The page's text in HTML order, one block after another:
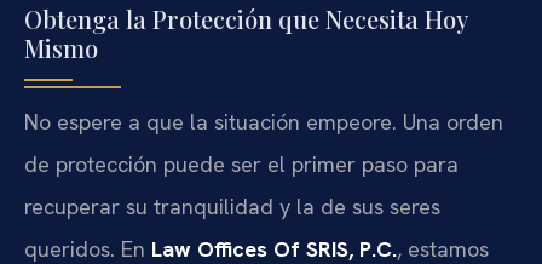
Obtenga la Protección que Necesita Hoy
Mismo
No espere a que la situación empeore. Una orden
de protección puede ser el primer paso para
recuperar su tranquilidad y la de sus seres
queridos. En Law Offices Of SRIS, P.C., estamos